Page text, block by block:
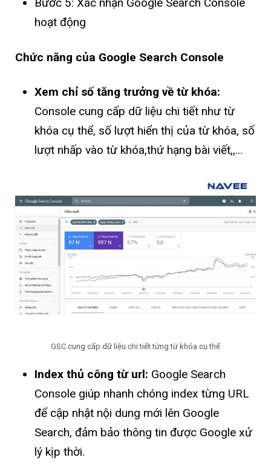
Bước 5: Xác nhận Google Search Console
hoạt động
Chức năng của Google Search Console
Xem chỉ số tăng trưởng về từ khóa:
Console cung cấp dữ liệu chi tiết như từ
khóa cụ thể, số lượt hiển thị của từ khóa, số
lượt nhấp vào từ khóa,thứ hạng bài viết,,…
GSC cung cấp dữ liệu chi tiết từng từ khóa cụ thể
Index thủ công từ url: Google Search
Console giúp nhanh chóng index từng URL
để cập nhật nội dung mới lên Google
Search, đảm bảo thông tin được Google xử
lý kịp thời.